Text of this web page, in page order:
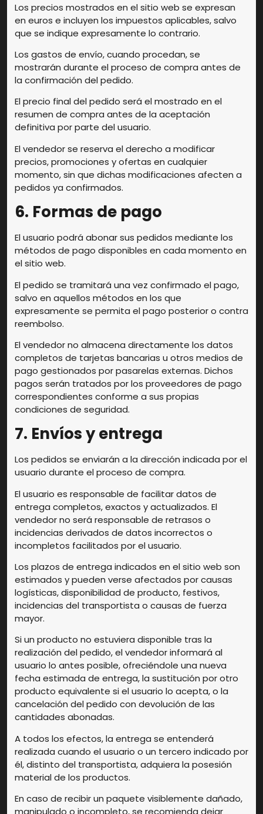
Los precios mostrados en el sitio web se expresan
en euros e incluyen los impuestos aplicables, salvo
que se indique expresamente lo contrario.
Los gastos de envío, cuando procedan, se
mostrarán durante el proceso de compra antes de
la confirmación del pedido.
El precio final del pedido será el mostrado en el
resumen de compra antes de la aceptación
definitiva por parte del usuario.
El vendedor se reserva el derecho a modificar
precios, promociones y ofertas en cualquier
momento, sin que dichas modificaciones afecten a
pedidos ya confirmados.
6. Formas de pago
El usuario podrá abonar sus pedidos mediante los
métodos de pago disponibles en cada momento en
el sitio web.
El pedido se tramitará una vez confirmado el pago,
salvo en aquellos métodos en los que
expresamente se permita el pago posterior o contra
reembolso.
El vendedor no almacena directamente los datos
completos de tarjetas bancarias u otros medios de
pago gestionados por pasarelas externas. Dichos
pagos serán tratados por los proveedores de pago
correspondientes conforme a sus propias
condiciones de seguridad.
7. Envíos y entrega
Los pedidos se enviarán a la dirección indicada por el
usuario durante el proceso de compra.
El usuario es responsable de facilitar datos de
entrega completos, exactos y actualizados. El
vendedor no será responsable de retrasos o
incidencias derivados de datos incorrectos o
incompletos facilitados por el usuario.
Los plazos de entrega indicados en el sitio web son
estimados y pueden verse afectados por causas
logísticas, disponibilidad de producto, festivos,
incidencias del transportista o causas de fuerza
mayor.
Si un producto no estuviera disponible tras la
realización del pedido, el vendedor informará al
usuario lo antes posible, ofreciéndole una nueva
fecha estimada de entrega, la sustitución por otro
producto equivalente si el usuario lo acepta, o la
cancelación del pedido con devolución de las
cantidades abonadas.
A todos los efectos, la entrega se entenderá
realizada cuando el usuario o un tercero indicado por
él, distinto del transportista, adquiera la posesión
material de los productos.
En caso de recibir un paquete visiblemente dañado,
manipulado o incompleto, se recomienda dejar